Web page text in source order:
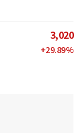
3,020
+29.89%